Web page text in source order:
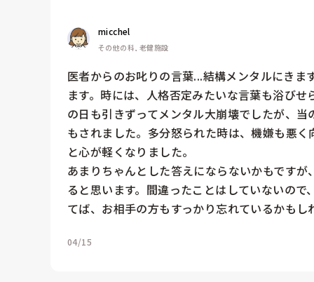
micchel
その他の科, 老健施設
医者からのお叱りの言葉...結構メンタルにき
ます。時には、人格否定みたいな言葉も浴び
の日も引きずってメンタル大崩壊でしたが、
もされました。多分怒られた時は、機嫌も悪
と心が軽くなりました。
あまりちゃんとした答えにならないかもです
ると思います。間違ったことはしていないの
てば、お相手の方もすっかり忘れているかもし
04/15